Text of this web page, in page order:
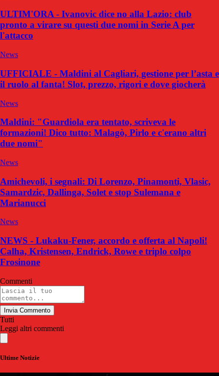
ULTIM'ORA - Ivanovic dice no alla Lazio: club
pronto a virare su questi due nomi in Serie A per
l'attacco
News
UFFICIALE - Maldini al Cagliari, gestione per l’asta e
il ruolo al fanta! Slot, prezzo, rigori e dove giocherà
News
Maldini: "Guardiola era tentato, scriveva le
formazioni! Dico tutto: Malagò, Pirlo e c'erano altri
due nomi"
News
Amichevoli, i segnali: Di Lorenzo, Pinamonti, Vlasic,
Samardzic, Dallinga, Solet e stop Sulemana e
Marianucci
News
NEWS - Lukaku-Fener, accordo e offerta al Napoli!
Calha, Kristensen, Endrick, Rowe e triplo colpo
Frosinone
Commenti
Invia Commento
Tutti
Leggi altri commenti
Ultime Notizie